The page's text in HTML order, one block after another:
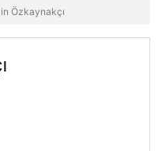
Özkaynakçı